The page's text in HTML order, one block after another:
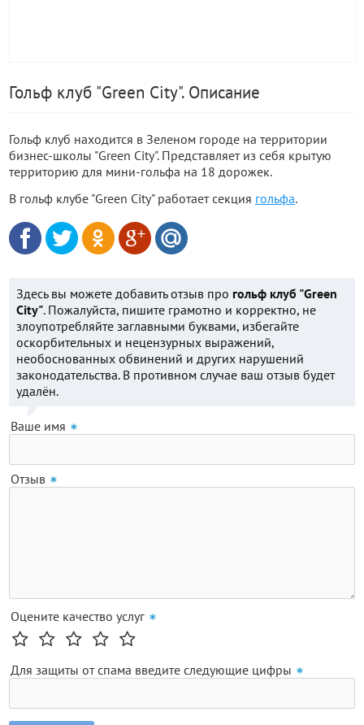
Гольф клуб "Green City". Описание
Гольф клуб находится в Зеленом городе на территории
бизнес-школы "Green City". Представляет из себя крытую
территорию для мини-гольфа на 18 дорожек.
В гольф клубе "Green City" работает секция гольфа.
Здесь вы можете добавить отзыв про гольф клуб "Green
City". Пожалуйста, пишите грамотно и корректно, не
злоупотребляйте заглавными буквами, избегайте
оскорбительных и нецензурных выражений,
необоснованных обвинений и других нарушений
законодательства. В противном случае ваш отзыв будет
удалён.
Ваше имя
Отзыв
Оцените качество услуг
Для защиты от спама введите следующие цифры